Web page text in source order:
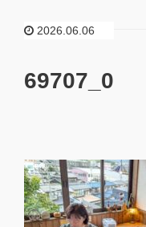
2026.06.06
69707_0